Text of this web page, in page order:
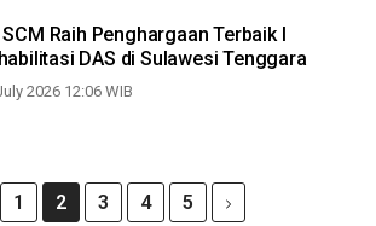
SCM Raih Penghargaan Terbaik I
DAS di Sulawesi Tenggara
2026 12:06 WIB
1 2 3 4 5